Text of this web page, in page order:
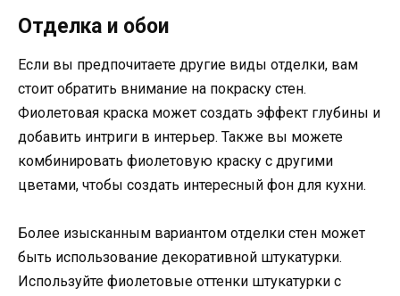
Отделка и обои
Если вы предпочитаете другие виды отделки, вам
стоит обратить внимание на покраску стен.
Фиолетовая краска может создать эффект глубины и
добавить интриги в интерьер. Также вы можете
комбинировать фиолетовую краску с другими
цветами, чтобы создать интересный фон для кухни.
Более изысканным вариантом отделки стен может
быть использование декоративной штукатурки.
Используйте фиолетовые оттенки штукатурки с